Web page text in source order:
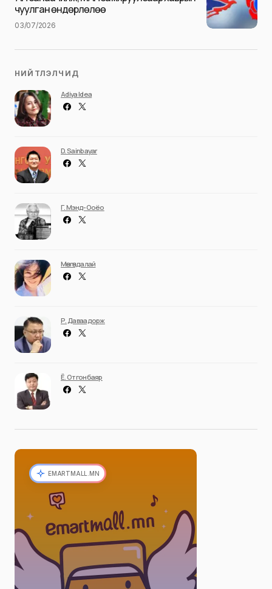
чуулган өндөрлөлөө
03/07/2026
НИЙТЛЭЛЧИД
Adiya Idea
D. Sainbayar
Г. Мэнд-Ооёо
Мөнгөндалай
Р. Даваадорж
Ё. Отгонбаяр
EMARTMALL.MN